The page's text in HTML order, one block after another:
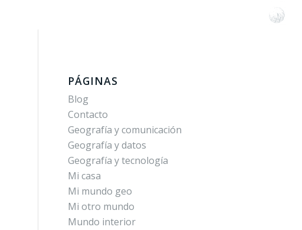
PÁGINAS
Blog
Contacto
Geografía y comunicación
Geografía y datos
Geografía y tecnología
Mi casa
Mi mundo geo
Mi otro mundo
Mundo interior